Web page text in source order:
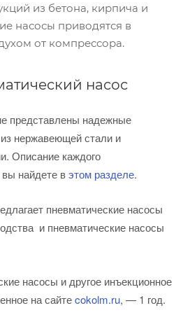
из бетона, кирпича и
насосы приводятся в
от компрессора.
насос
представлены надежные
нержавеющей стали и
Описание каждого
вы найдете вэтом разделе.
пневматические насосы
и пневматические насосы
насосы и другое инъекционное
на сайтеcokolm.ru, — 1 год.